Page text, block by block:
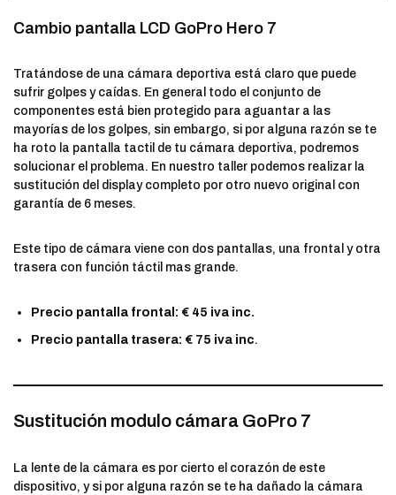
Cambio pantalla LCD GoPro Hero 7
Tratándose de una cámara deportiva está claro que puede
sufrir golpes y caídas. En general todo el conjunto de
componentes está bien protegido para aguantar a las
mayorías de los golpes, sin embargo, si por alguna razón se te
ha roto la pantalla tactil de tu cámara deportiva, podremos
solucionar el problema. En nuestro taller podemos realizar la
sustitución del display completo por otro nuevo original con
garantía de 6 meses.
Este tipo de cámara viene con dos pantallas, una frontal y otra
trasera con función táctil mas grande.
Precio pantalla frontal: € 45 iva inc.
Precio pantalla trasera: € 75 iva inc.
Sustitución modulo cámara GoPro 7
La lente de la cámara es por cierto el corazón de este
dispositivo, y si por alguna razón se te ha dañado la cámara